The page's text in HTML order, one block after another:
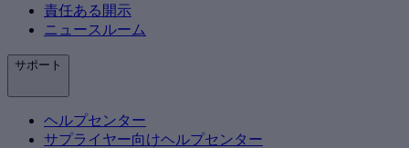
責任ある開示
ニュースルーム
サポート
ヘルプセンター
サプライヤー向けヘルプセンター